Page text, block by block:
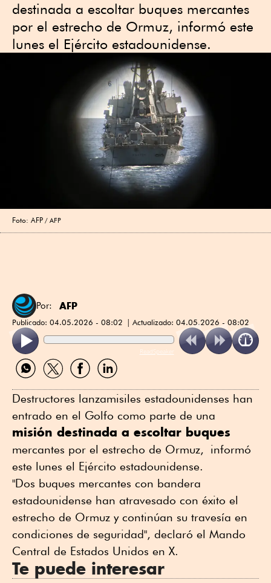
destinada a escoltar buques mercantes
por el estrecho de Ormuz, informó este
lunes el Ejército estadounidense.
Foto: AFP AFP
Por: AFP
Publicado: 04.05.2026 - 08:02 Actualizado: 04.05.2026 - 08:02
ReadSpeaker
Compartir
por
Compartir
por
Compartir
por
Compartir
por
Destructores lanzamisiles estadounidenses han
entrado en el Golfo como parte de una
misión destinada a escoltar buques
mercantes por el estrecho de Ormuz, informó
este lunes el Ejército estadounidense.
"Dos buques mercantes con bandera
estadounidense han atravesado con éxito el
estrecho de Ormuz y continúan su travesía en
condiciones de seguridad", declaró el Mando
Central de Estados Unidos en X.
Te puede interesar